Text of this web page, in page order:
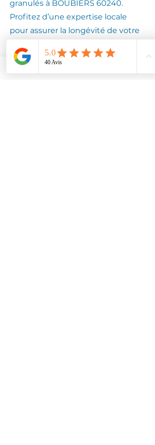
granulés à BOUBIERS 60240.
Profitez d’une expertise locale
pour assurer la longévité de votre